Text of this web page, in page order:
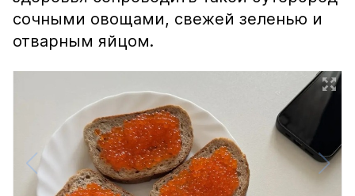
сочными овощами, свежей зеленью и
отварным яйцом.